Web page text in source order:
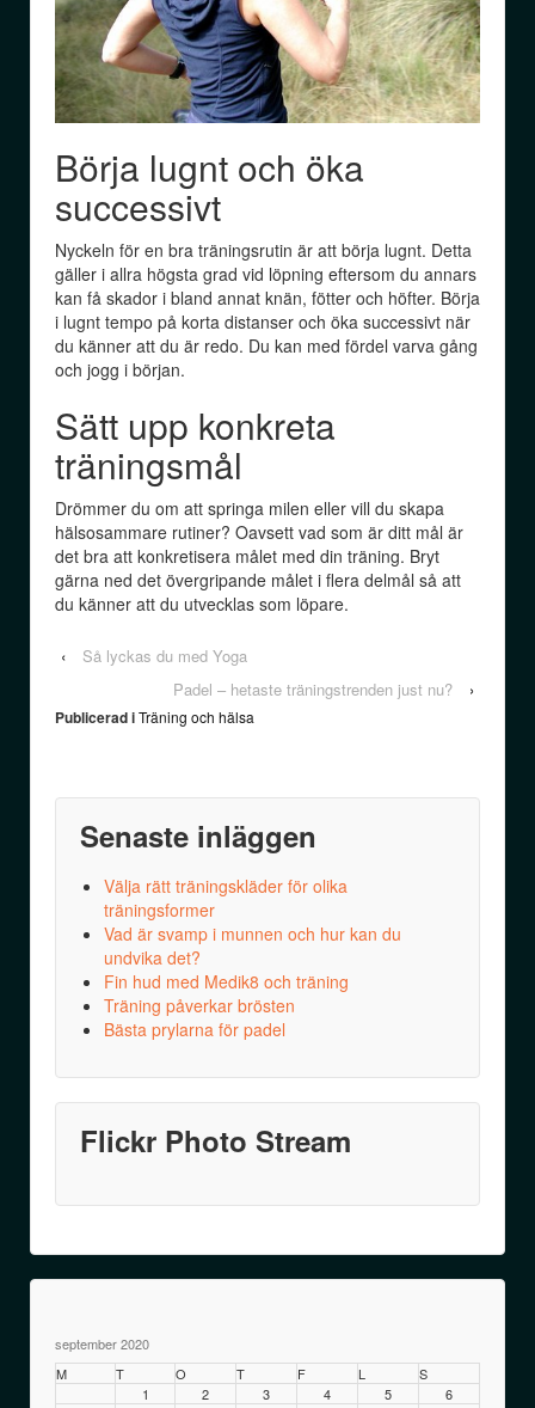
Börja lugnt och öka
successivt
Nyckeln för en bra träningsrutin är att börja lugnt. Detta
gäller i allra högsta grad vid löpning eftersom du annars
kan få skador i bland annat knän, fötter och höfter. Börja
i lugnt tempo på korta distanser och öka successivt när
du känner att du är redo. Du kan med fördel varva gång
och jogg i början.
Sätt upp konkreta
träningsmål
Drömmer du om att springa milen eller vill du skapa
hälsosammare rutiner? Oavsett vad som är ditt mål är
det bra att konkretisera målet med din träning. Bryt
gärna ned det övergripande målet i flera delmål så att
du känner att du utvecklas som löpare.
‹
Så lyckas du med Yoga
Padel – hetaste träningstrenden just nu?
›
Publicerad iTräning och hälsa
Senaste inläggen
Välja rätt träningskläder för olika
träningsformer
Vad är svamp i munnen och hur kan du
undvika det?
Fin hud med Medik8 och träning
Träning påverkar brösten
Bästa prylarna för padel
Flickr Photo Stream
september 2020
M
T O T F L
S
1
2 3 4 5
6